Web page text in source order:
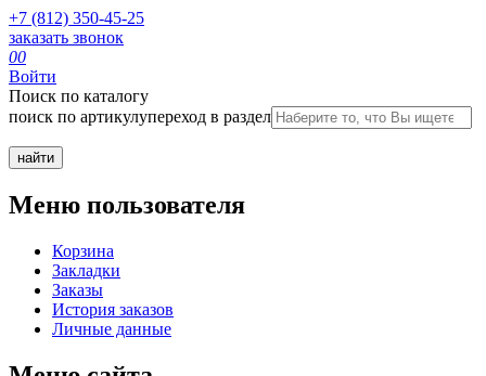
+7 (812) 350-45-25
заказать звонок
00
Войти
Поиск по каталогу
поиск по артикулупереход в раздел
Меню пользователя
Корзина
Закладки
Заказы
История заказов
Личные данные